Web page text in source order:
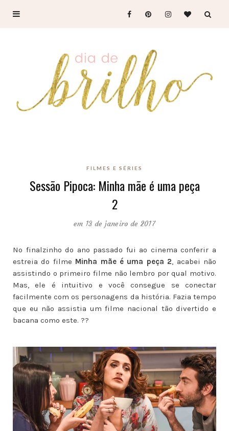
FILMES E SÉRIES
Sessão Pipoca: Minha mãe é uma peça
2
em 13 de janeiro de 2017
No finalzinho do ano passado fui ao cinema conferir a
estreia do filme Minha mãe é uma peça 2, acabei não
assistindo o primeiro filme não lembro por qual motivo.
Mas, ele é intuitivo e você consegue se conectar
facilmente com os personagens da história. Fazia tempo
que eu não assistia um filme nacional tão divertido e
bacana como este. ??